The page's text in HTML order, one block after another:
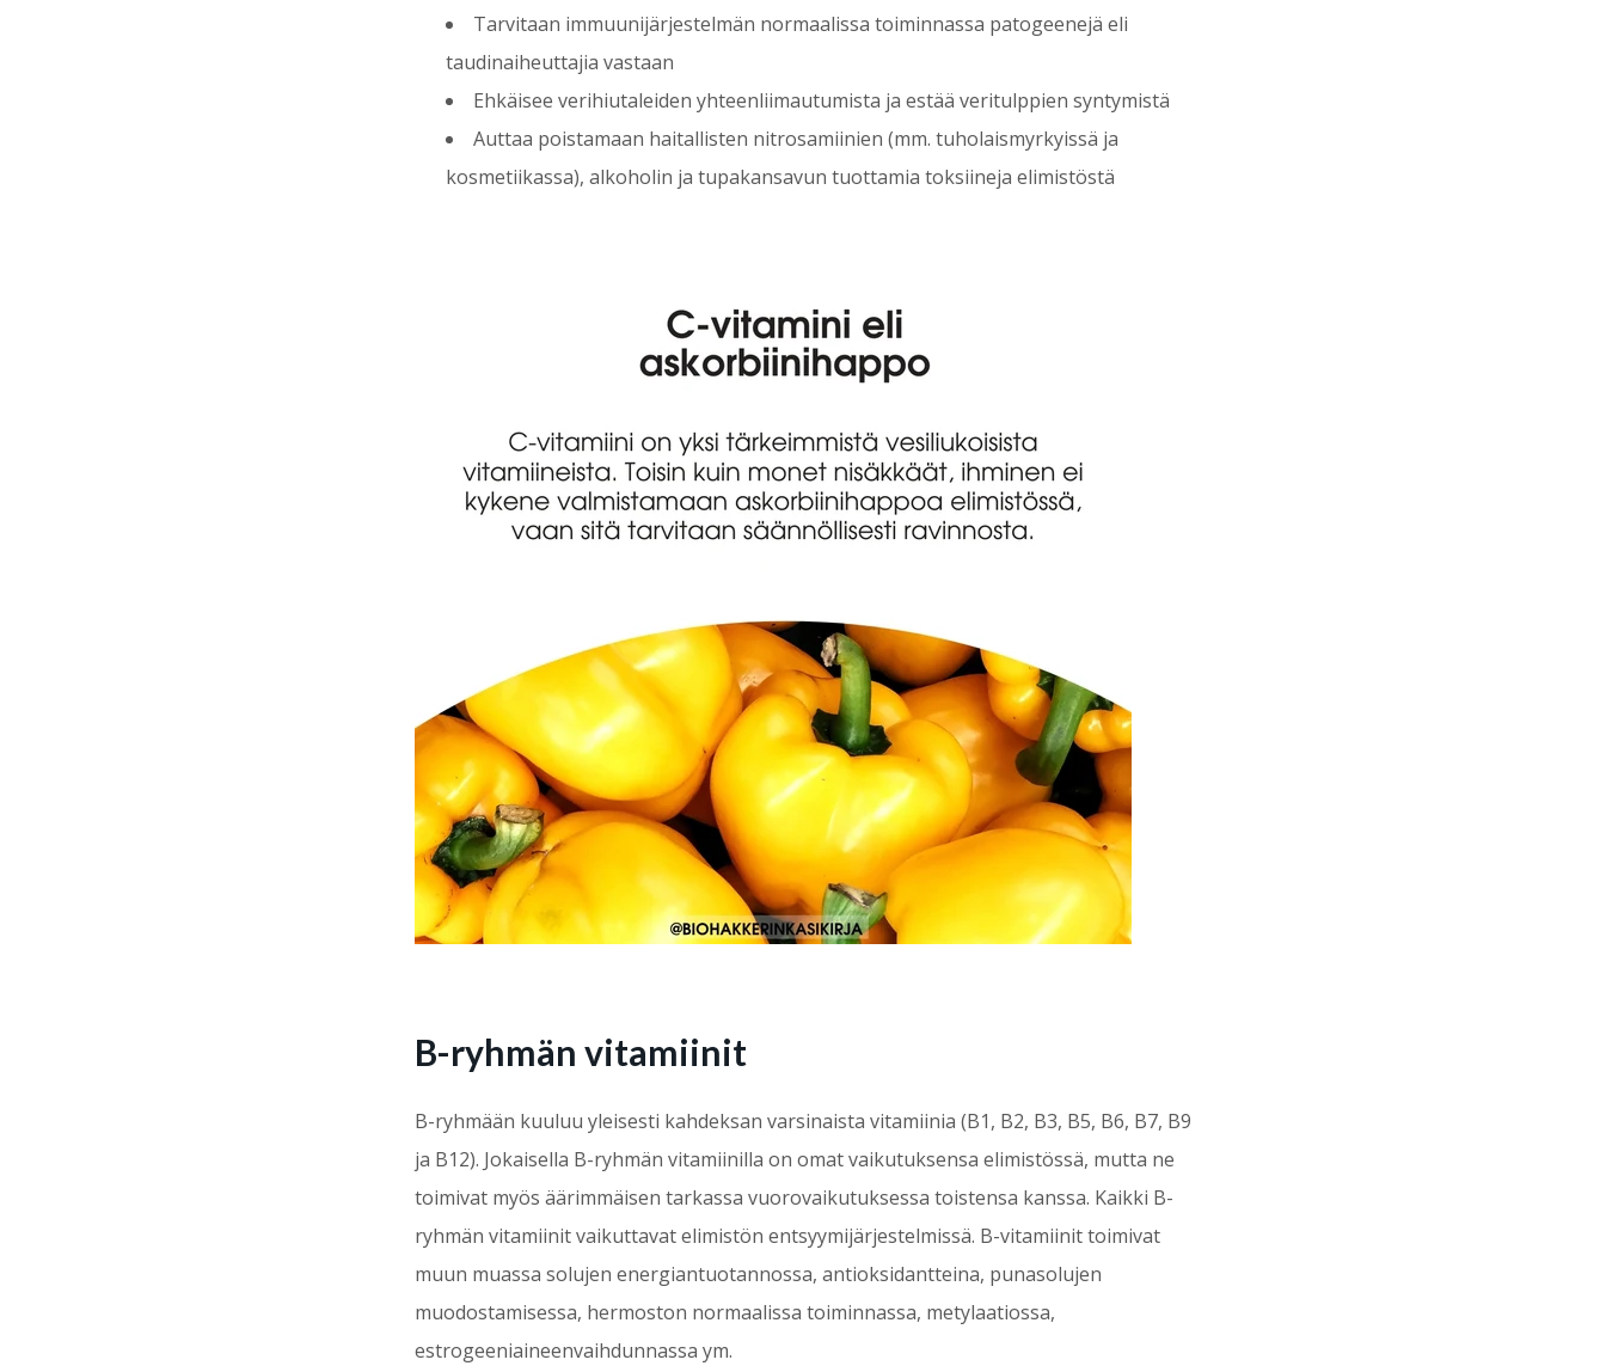
Tarvitaan immuunijärjestelmän normaalissa toiminnassa patogeenejä eli
taudinaiheuttajia vastaan
Ehkäisee verihiutaleiden yhteenliimautumista ja estää veritulppien syntymistä
Auttaa poistamaan haitallisten nitrosamiinien (mm. tuholaismyrkyissä ja
kosmetiikassa), alkoholin ja tupakansavun tuottamia toksiineja elimistöstä
B-ryhmän vitamiinit
B-ryhmään kuuluu yleisesti kahdeksan varsinaista vitamiinia (B1, B2, B3, B5, B6, B7, B9
ja B12). Jokaisella B-ryhmän vitamiinilla on omat vaikutuksensa elimistössä, mutta ne
toimivat myös äärimmäisen tarkassa vuorovaikutuksessa toistensa kanssa. Kaikki B-
ryhmän vitamiinit vaikuttavat elimistön entsyymijärjestelmissä. B-vitamiinit toimivat
muun muassa solujen energiantuotannossa, antioksidantteina, punasolujen
muodostamisessa, hermoston normaalissa toiminnassa, metylaatiossa,
estrogeeniaineenvaihdunnassa ym.